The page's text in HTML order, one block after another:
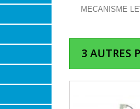
MECANISME
3 AUTRES